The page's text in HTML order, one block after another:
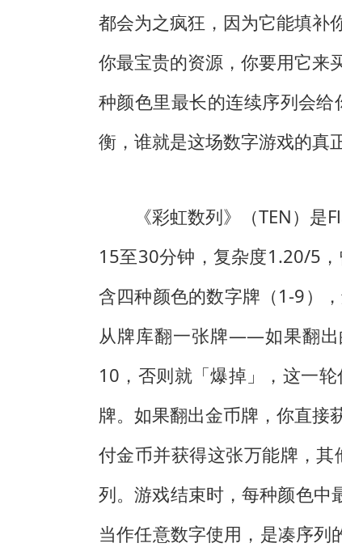
都会为之疯狂，因为它能填补
你最宝贵的资源，你要用它来
种颜色里最长的连续序列会
衡，谁就是这场数字游戏的真
《彩虹数列》（TEN）
15至30分钟，复杂度1.20/5
含四种颜色的数字牌（1-9）
从牌库翻一张牌——如果翻出
10，否则就「爆掉」，这一
牌。如果翻出金币牌，你直
付金币并获得这张万能牌，
列。游戏结束时，每种颜色
当作任意数字使用，是凑序